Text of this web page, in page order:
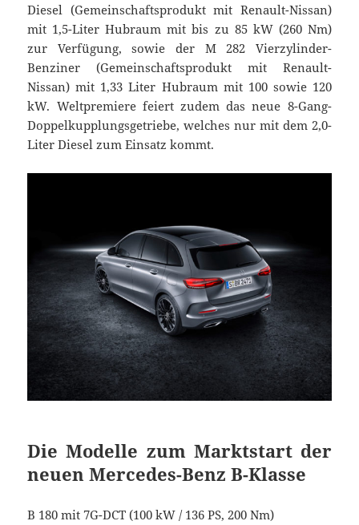
Diesel (Gemeinschaftsprodukt mit Renault-Nissan)
mit 1,5-Liter Hubraum mit bis zu 85 kW (260 Nm)
zur Verfügung, sowie der M 282 Vierzylinder-
Benziner (Gemeinschaftsprodukt mit Renault-
Nissan) mit 1,33 Liter Hubraum mit 100 sowie 120
kW. Weltpremiere feiert zudem das neue 8-Gang-
Doppelkupplungsgetriebe, welches nur mit dem 2,0-
Liter Diesel zum Einsatz kommt.
Die Modelle zum Marktstart der
neuen Mercedes-Benz B-Klasse
B 180 mit 7G-DCT (100 kW / 136 PS, 200 Nm)